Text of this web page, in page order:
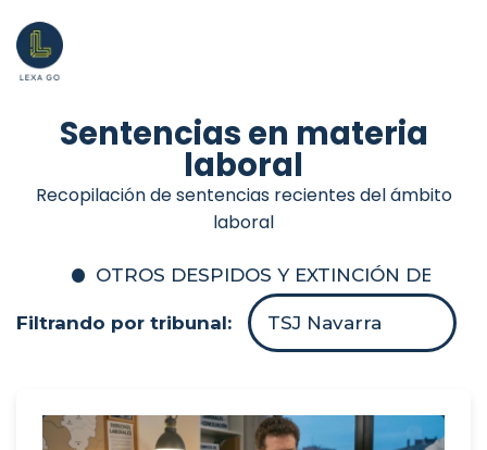
Sentencias en materia
laboral
Recopilación de sentencias recientes del ámbito
laboral
OTROS DESPIDOS Y EXTINCIÓN DEL
Filtrando por tribunal: TSJ Navarra